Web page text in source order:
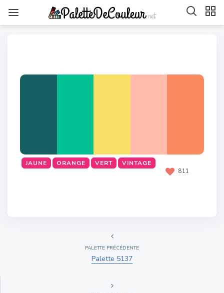
JAUNE ORANGE VERT VINTAGE
811
PALETTE PRÉCÉDENTE
Palette 5137